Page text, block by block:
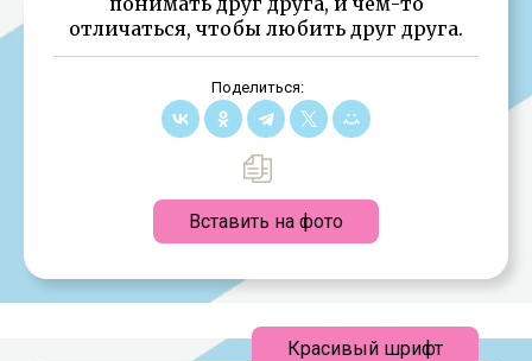
отличаться, чтобы любить друг друга.
Поделиться:
Вставить на фото
Красивый шрифт